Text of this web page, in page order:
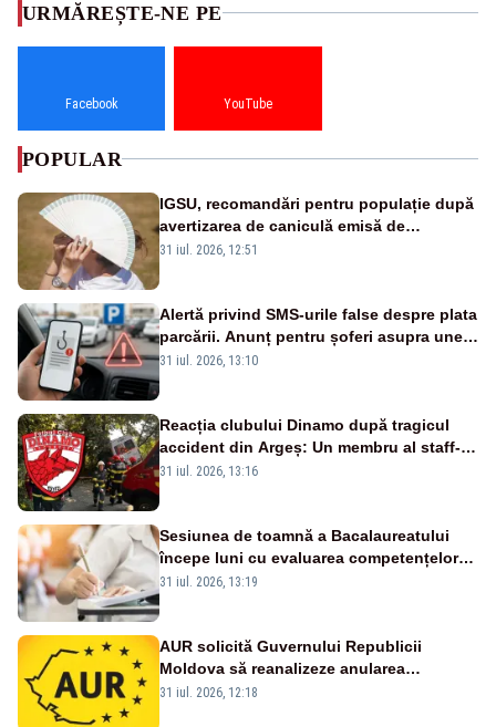
URMĂREȘTE-NE PE
Facebook YouTube
POPULAR
IGSU, recomandări pentru populație după
avertizarea de caniculă emisă de
meteorologi
31 iul. 2026, 12:51
Alertă privind SMS-urile false despre plata
parcării. Anunț pentru șoferi asupra unei
noi metode de fraudă online
31 iul. 2026, 13:10
Reacția clubului Dinamo după tragicul
accident din Argeș: Un membru al staff-
ului medical a murit, antrenorul Adrian
31 iul. 2026, 13:16
Sesiunea de toamnă a Bacalaureatului
începe luni cu evaluarea competențelor
orale la Limba română
31 iul. 2026, 13:19
AUR solicită Guvernului Republicii
Moldova să reanalizeze anularea
concertului de Ziua Limbii Române
31 iul. 2026, 12:18